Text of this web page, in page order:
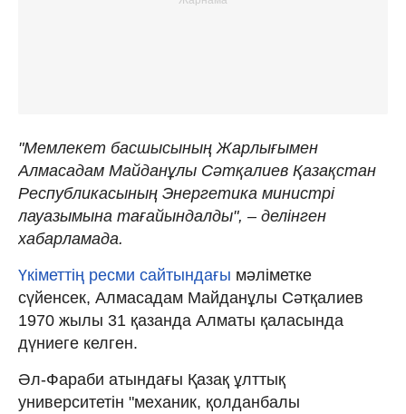
"Мемлекет басшысының Жарлығымен
Алмасадам Майданұлы Сәтқалиев Қазақстан
Республикасының Энергетика министрі
лауазымына тағайындалды", – делінген
хабарламада.
Үкіметтің ресми сайтындағы мәліметке
сүйенсек, Алмасадам Майданұлы Сәтқалиев
1970 жылы 31 қазанда Алматы қаласында
дүниеге келген.
Әл-Фараби атындағы Қазақ ұлттық
университетін "механик, қолданбалы